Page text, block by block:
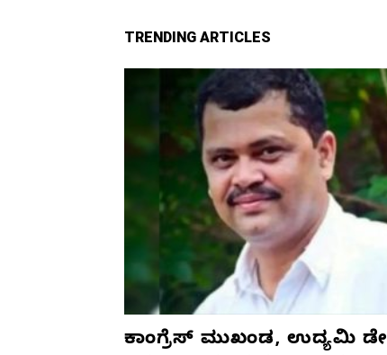
TRENDING ARTICLES
ಕಾಂಗ್ರೆಸ್‌ ಮುಖಂಡ, ಉದ್ಯಮಿ